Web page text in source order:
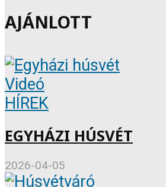
AJÁNLOTT
Videó
HÍREK
EGYHÁZI HÚSVÉT
2026-04-05